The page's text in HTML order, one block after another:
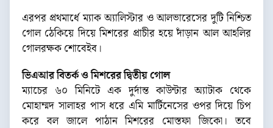
এরপর প্রথমার্ধে ম্যাক অ্যালিস্টার ও আলভারেসের দুটি নিশ্চিত
গোল ঠেকিয়ে দিয়ে মিশরের প্রাচীর হয়ে দাঁড়ান আল আহলির
গোলরক্ষক শোবেইব।
ভিএআর বিতর্ক ও মিশরের দ্বিতীয় গোল
ম্যাচের ৬০ মিনিটে এক দুর্দান্ত কাউন্টার অ্যাটাক থেকে
মোহাম্মদ সালাহর পাস ধরে এমি মার্টিনেসের ওপর দিয়ে চিপ
করে বল জালে পাঠান মিশরের মোস্তফা জিকো। তবে